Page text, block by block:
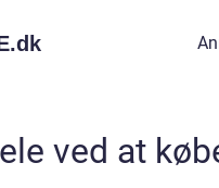
dk
ved at